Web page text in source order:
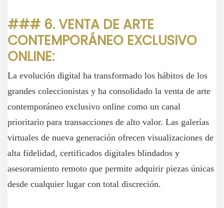
### 6. VENTA DE ARTE
CONTEMPORÁNEO EXCLUSIVO
ONLINE:
La evolución digital ha transformado los hábitos de los
grandes coleccionistas y ha consolidado la venta de arte
contemporáneo exclusivo online como un canal
prioritario para transacciones de alto valor. Las galerías
virtuales de nueva generación ofrecen visualizaciones de
alta fidelidad, certificados digitales blindados y
asesoramiento remoto que permite adquirir piezas únicas
desde cualquier lugar con total discreción.